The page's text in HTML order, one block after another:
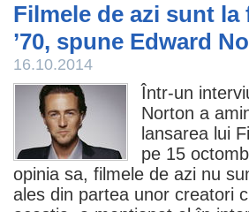
Filmele de azi sunt la
’70, spune Edward
16.10.2014
Într-un
Norton a
lansarea lui
pe 15
opinia sa, filmele de azi nu
ales din partea unor creatori